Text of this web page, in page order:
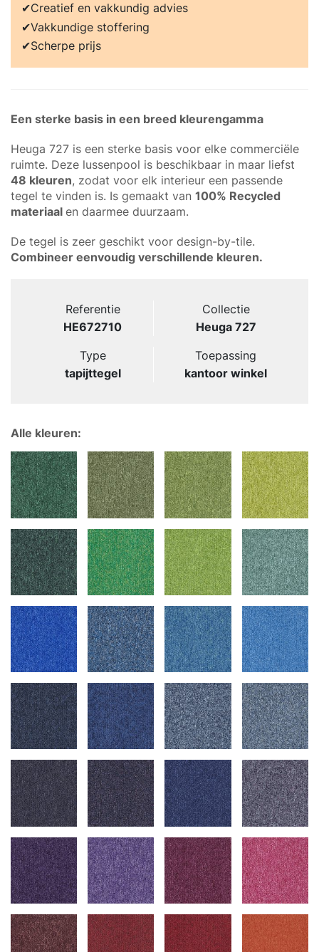
Creatief en vakkundig advies
Vakkundige stoffering
Scherpe prijs
Een sterke basis in een breed kleurengamma
Heuga 727 is een sterke basis voor elke commerciële
ruimte. Deze lussenpool is beschikbaar in maar liefst
48 kleuren, zodat voor elk interieur een passende
tegel te vinden is. Is gemaakt van 100% Recycled
materiaal en daarmee duurzaam.
De tegel is zeer geschikt voor design-by-tile.
Combineer eenvoudig verschillende kleuren.
Referentie
HE672710
Collectie
Heuga 727
Type
tapijttegel
Toepassing
kantoor winkel
Alle kleuren: